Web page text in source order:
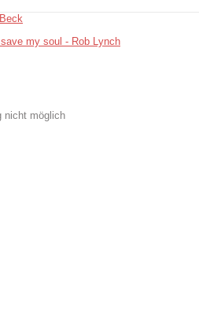
my soul - Rob Lynch
nicht möglich